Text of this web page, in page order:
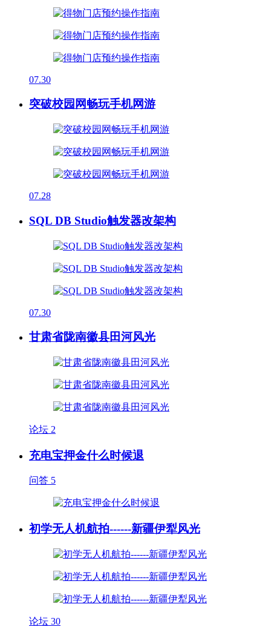
07.30
突破校园网畅玩手机网游
07.28
SQL DB Studio触发器改架构
07.30
甘肃省陇南徽县田河风光
论坛 2
充电宝押金什么时候退
问答 5
初学无人机航拍------新疆伊犁风光
论坛 30